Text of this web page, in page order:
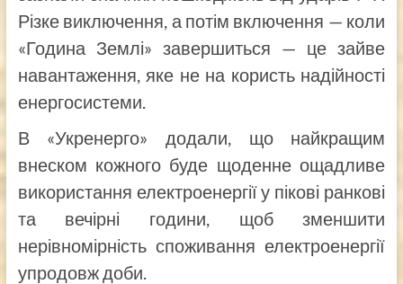
Різке виключення, а потім включення — коли
«Година Землі» завершиться — це зайве
навантаження, яке не на користь надійності
енергосистеми.
В «Укренерго» додали, що найкращим
внеском кожного буде щоденне ощадливе
використання електроенергії у пікові ранкові
та вечірні години, щоб зменшити
нерівномірність споживання електроенергії
упродовж доби.